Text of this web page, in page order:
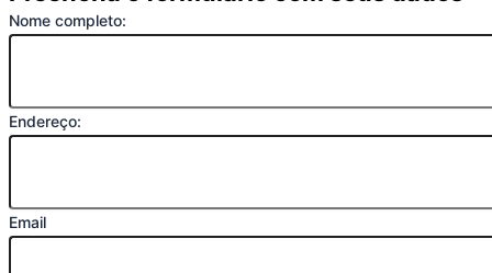
Nome completo:
Endereço:
Email